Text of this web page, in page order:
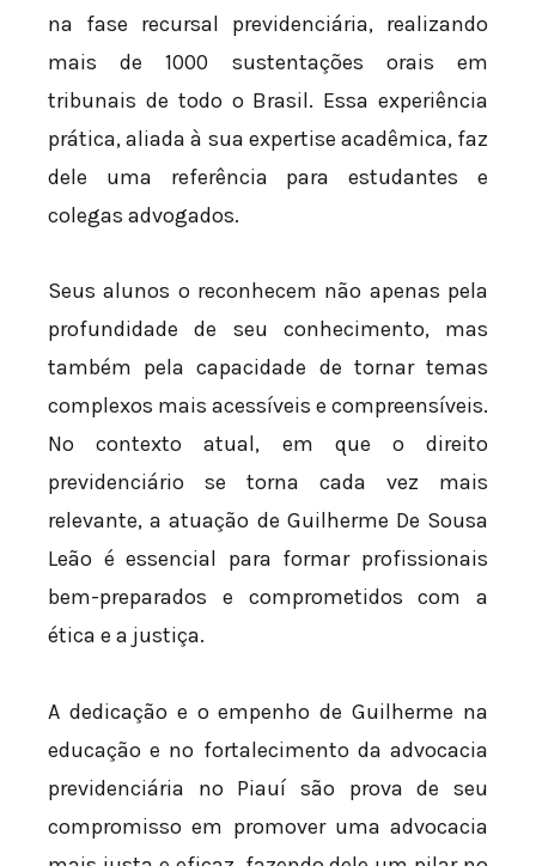
na fase recursal previdenciária, realizando
mais de 1000 sustentações orais em
tribunais de todo o Brasil. Essa experiência
prática, aliada à sua expertise acadêmica, faz
dele uma referência para estudantes e
colegas advogados.
Seus alunos o reconhecem não apenas pela
profundidade de seu conhecimento, mas
também pela capacidade de tornar temas
complexos mais acessíveis e compreensíveis.
No contexto atual, em que o direito
previdenciário se torna cada vez mais
relevante, a atuação de Guilherme De Sousa
Leão é essencial para formar profissionais
bem-preparados e comprometidos com a
ética e a justiça.
A dedicação e o empenho de Guilherme na
educação e no fortalecimento da advocacia
previdenciária no Piauí são prova de seu
compromisso em promover uma advocacia